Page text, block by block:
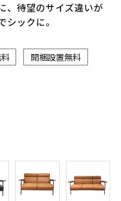
、待望のサイズ違いが
ックに。
開梱設置無料